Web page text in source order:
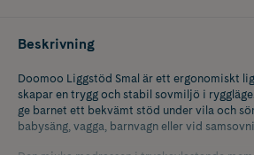
Beskrivning
Doomoo Liggstöd Smal är ett ergonomiskt
skapar en trygg och stabil sovmiljö i
ge barnet ett bekvämt stöd under vila och
babysäng, vagga, barnvagn eller vid